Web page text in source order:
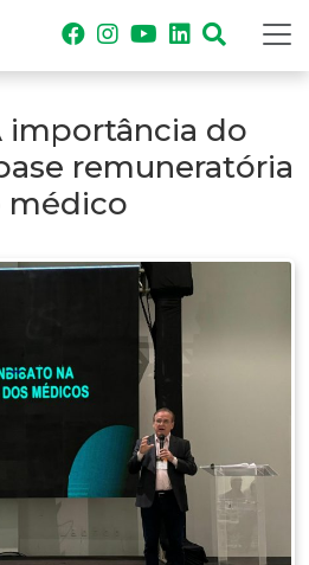
importância do
remuneratória
médico